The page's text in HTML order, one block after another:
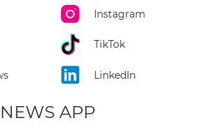
Instagram
TikTok
LinkedIn
APP